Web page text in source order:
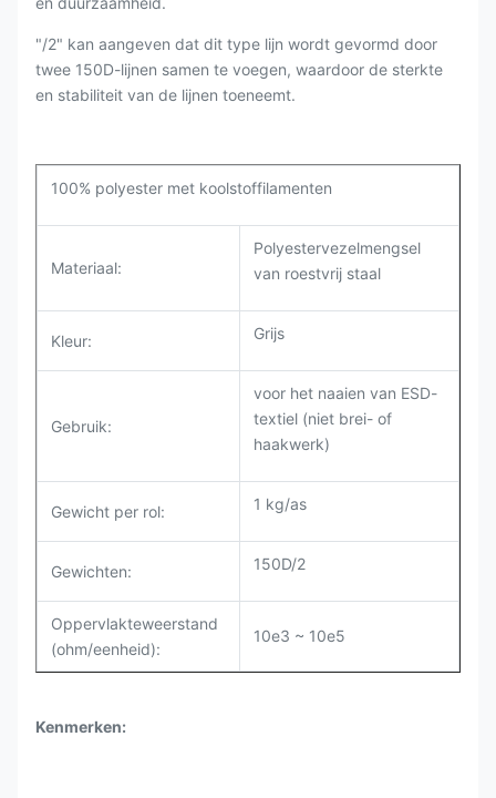
"/2" kan aangeven dat dit type lijn wordt gevormd door
twee 150D-lijnen samen te voegen, waardoor de sterkte
en stabiliteit van de lijnen toeneemt.
100% polyester met koolstoffilamenten
Materiaal:
Polyestervezelmengsel
van roestvrij staal
Kleur: Grijs
Gebruik:
voor het naaien van ESD-
textiel (niet brei- of
haakwerk)
Gewicht per rol: 1 kg/as
Gewichten: 150D/2
Oppervlakteweerstand
(ohm/eenheid):
10e3 ~ 10e5
Kenmerken: